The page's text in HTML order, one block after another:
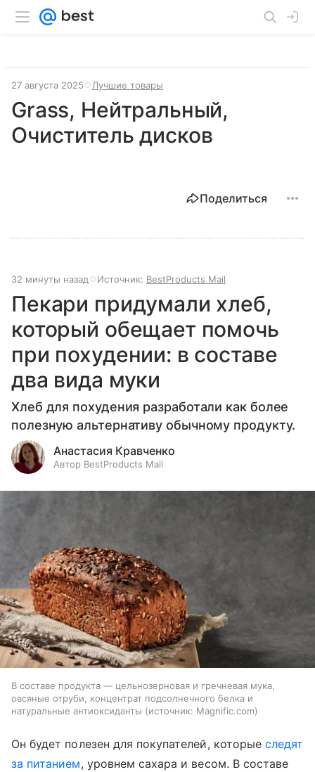
27 августа 2025 Лучшие товары
Grass, Нейтральный,
Очиститель дисков
Поделиться
32 минуты назад Источник: BestProducts Mail
Пекари придумали хлеб,
который обещает помочь
при похудении: в составе
два вида муки
Хлеб для похудения разработали как более
полезную альтернативу обычному продукту.
Анастасия Кравченко
Автор BestProducts Mail
В составе продукта — цельнозерновая и гречневая мука,
овсяные отруби, концентрат подсолнечного белка и
натуральные антиоксиданты
источник: Magnific.com
Он будет полезен для покупателей, которыеследят
за питанием, уровнем сахара и весом. В составе